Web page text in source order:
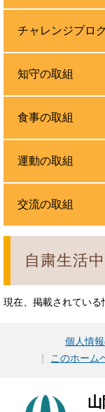
自粛生活
現在、掲載されている
チャレンジプロ
知守の取組
食事の取組
運動の取組
交流の取組
個人情
このホーム